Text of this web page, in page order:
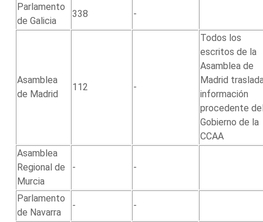
Parlamento
de Galicia
338 -
Asamblea
de Madrid
112 -
Todos los
escritos de la
Asamblea de
Madrid
información
procedente
Gobierno de la
CCAA
Asamblea
Regional de
Murcia
- -
Parlamento
de Navarra
- -